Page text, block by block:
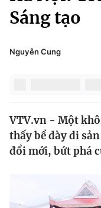
Chuyên mục
Chính trị
Xã hội
Y tế
Kinh tế
Thể thao
Văn hóa - Giải
Giáo dục
Sáng tạo
Nguyễn Cung
VTV.vn - Một
thấy bề dày di
đổi mới, bứt phá